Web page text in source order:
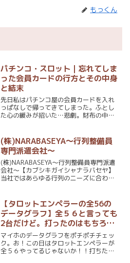
もっくん
パチンコ・スロット｜忘れてしま
った会員カードの行方とその中身
と結末
先日私はパチンコ屋の会員カードを入れ
っぱなしで帰ってきてしまった。ふとし
た心の緩みが招いた…悲劇。財布の中の
て気づいたんだ。こんなにもアイツのこ
とを大事に思っていたん...
(株)NARABASEYA～行列整備員
専門派遣会社～
(株)NARABASEYA～行列整備員専門派遣
会社～【カブシキガイシャナラバセヤ】
当社ではあらゆる行列のニーズに合わせ
門派遣会社～業務内容新商品の発売日、
限定...
【タロットエンペラーの全56の
データグラフ】全５６と言っても
2台だけど。打ったのはもちろん
私ではない。
マイホのデータグラフをポチポチチェッ
ク。お！この日はタロットエンペラーが
全５６やってるじゃないか！！打ちたか